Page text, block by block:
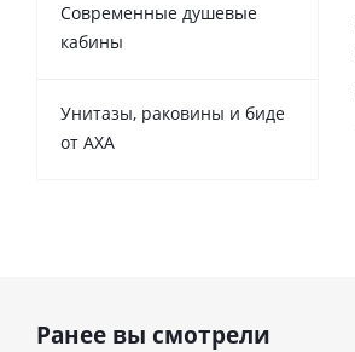
Современные душевые
кабины
Унитазы, раковины и биде
от AXA
Ранее вы смотрели